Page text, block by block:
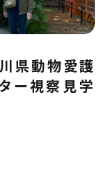
県動物愛護
ー視察見学